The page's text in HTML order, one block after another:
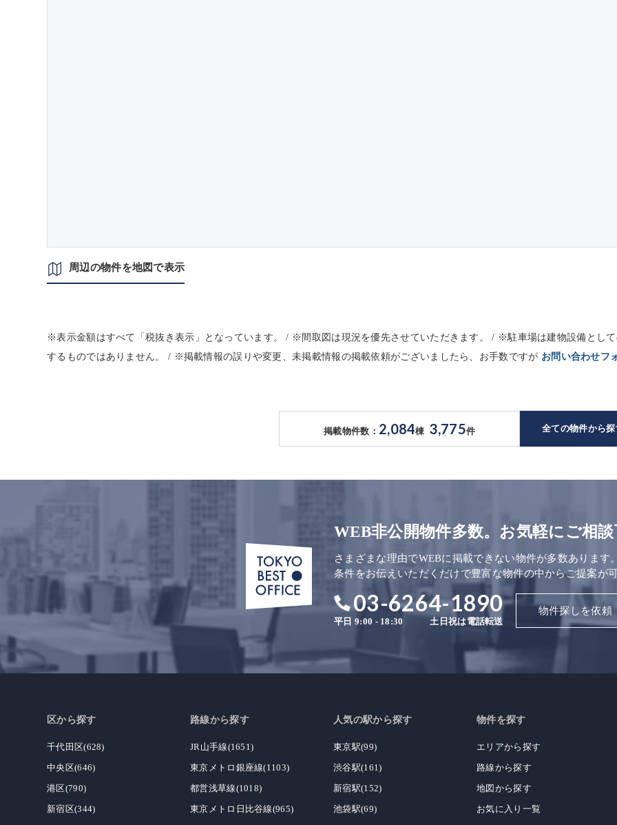
周辺の物件を地図で表示
※表示金額はすべて「税抜き表示」となっています。 / ※間取図は現況を優先させていただきます。 / ※駐車場は建物設備とし
するものではありません。 / ※掲載情報の誤りや変更、未掲載情報の掲載依頼がございましたら、お手数ですが お問い合わせフ
掲載物件数： 2,084棟 3,775件 全ての物件から探
WEB非公開物件多数。お気軽にご相談
さまざまな理由でWEBに掲載できない物件が多数あります。
条件をお伝えいただくだけで豊富な物件の中からご提案が可
03-6264-1890
平日 9:00 - 18:30 土日祝は電話転送
物件探しを依頼
区から探す
千代田区(628)
中央区(646)
港区(790)
新宿区(344)
路線から探す
JR山手線(1651)
東京メトロ銀座線(1103)
都営浅草線(1018)
東京メトロ日比谷線(965)
人気の駅から探す
東京駅(99)
渋谷駅(161)
新宿駅(152)
池袋駅(69)
物件を探す
エリアから探す
路線から探す
地図から探す
お気に入り一覧